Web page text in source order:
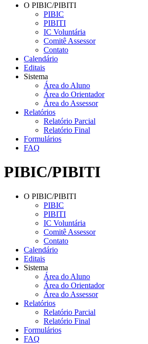
O PIBIC/PIBITI
PIBIC
PIBITI
IC Voluntária
Comitê Assessor
Contato
Calendário
Editais
Sistema
Área do Aluno
Área do Orientador
Área do Assessor
Relatórios
Relatório Parcial
Relatório Final
Formulários
FAQ
PIBIC/PIBITI
O PIBIC/PIBITI
PIBIC
PIBITI
IC Voluntária
Comitê Assessor
Contato
Calendário
Editais
Sistema
Área do Aluno
Área do Orientador
Área do Assessor
Relatórios
Relatório Parcial
Relatório Final
Formulários
FAQ